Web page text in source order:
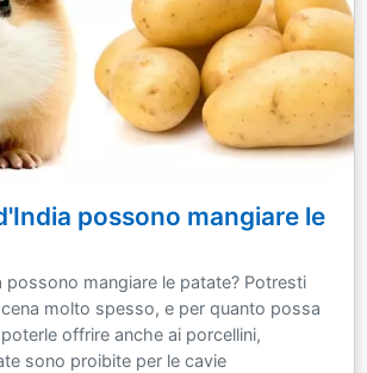
possono mangiare le
possono mangiare le patate? Potresti
molto spesso, e per quanto possa
offrire anche ai porcellini,
sono proibite per le cavie